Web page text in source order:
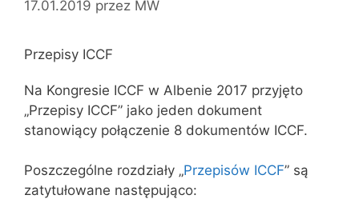
17.01.2019 przez MW
Przepisy ICCF
Na Kongresie ICCF w Albenie 2017 przyjęto
„Przepisy ICCF” jako jeden dokument
stanowiący połączenie 8 dokumentów ICCF.
Poszczególne rozdziały „Przepisów ICCF” są
zatytułowane następująco: